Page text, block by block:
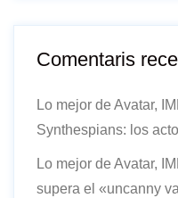
Comentaris
Lo mejor de Avatar,
Synthespians: los
Lo mejor de Avatar,
supera el «uncanny